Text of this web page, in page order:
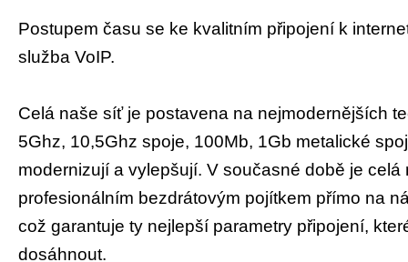
Postupem času se ke kvalitním připojení k
služba VoIP.
Celá naše síť je postavena na nejmodernějších
5Ghz, 10,5Ghz spoje, 100Mb, 1Gb metalické
modernizují a vylepšují. V současné době je
profesionálním bezdrátovým pojítkem přímo na
což garantuje ty nejlepší parametry připojení,
dosáhnout.